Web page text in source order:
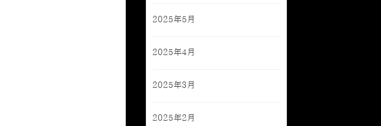
2025年5月
2025年4月
2025年3月
2025年2月